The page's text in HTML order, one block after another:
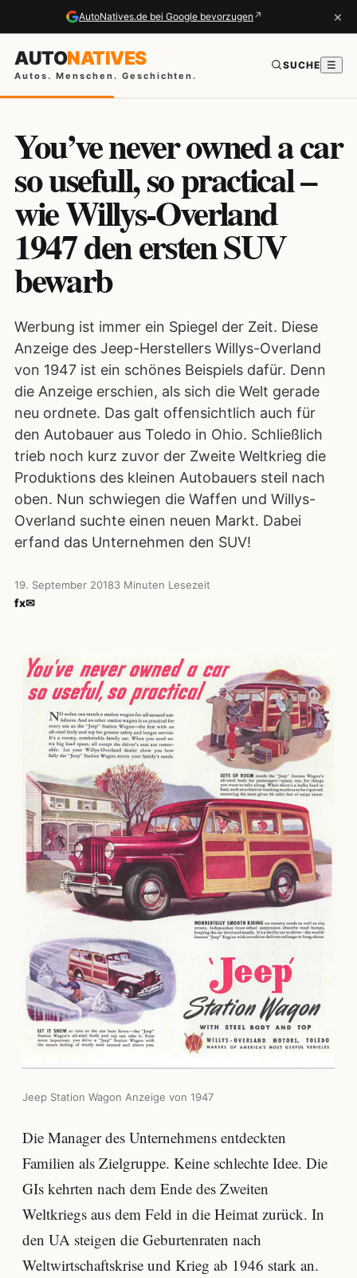
AutoNatives.de bei Google bevorzugen ↗ ×
AUTONATIVES
Autos. Menschen. Geschichten.
SUCHE ☰
You’ve never owned a car
so usefull, so practical –
wie Willys-Overland
1947 den ersten SUV
bewarb
Werbung ist immer ein Spiegel der Zeit. Diese
Anzeige des Jeep-Herstellers Willys-Overland
von 1947 ist ein schönes Beispiels dafür. Denn
die Anzeige erschien, als sich die Welt gerade
neu ordnete. Das galt offensichtlich auch für
den Autobauer aus Toledo in Ohio. Schließlich
trieb noch kurz zuvor der Zweite Weltkrieg die
Produktions des kleinen Autobauers steil nach
oben. Nun schwiegen die Waffen und Willys-
Overland suchte einen neuen Markt. Dabei
erfand das Unternehmen den SUV!
19. September 20183 Minuten Lesezeit
fx✉
Jeep Station Wagon Anzeige von 1947
Die Manager des Unternehmens entdeckten
Familien als Zielgruppe. Keine schlechte Idee. Die
GIs kehrten nach dem Ende des Zweiten
Weltkriegs aus dem Feld in die Heimat zurück. In
den UA steigen die Geburtenraten nach
Weltwirtschaftskrise und Krieg ab 1946 stark an.